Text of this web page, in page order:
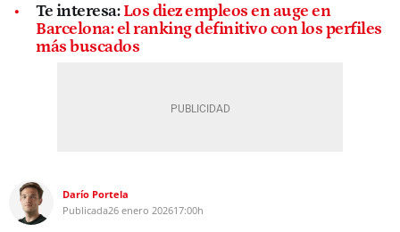
Te interesa:Los diez empleos en auge en
Barcelona: el ranking definitivo con los perfiles
más buscados
Darío Portela
Publicada26 enero 202617:00h